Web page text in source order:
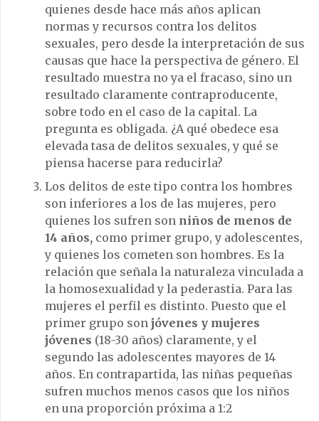
quienes desde hace más años aplican
normas y recursos contra los delitos
sexuales, pero desde la interpretación de sus
causas que hace la perspectiva de género. El
resultado muestra no ya el fracaso, sino un
resultado claramente contraproducente,
sobre todo en el caso de la capital. La
pregunta es obligada. ¿A qué obedece esa
elevada tasa de delitos sexuales, y qué se
piensa hacerse para reducirla?
Los delitos de este tipo contra los hombres
son inferiores a los de las mujeres, pero
quienes los sufren son niños de menos de
14 años, como primer grupo, y adolescentes,
y quienes los cometen son hombres. Es la
relación que señala la naturaleza vinculada a
la homosexualidad y la pederastia. Para las
mujeres el perfil es distinto. Puesto que el
primer grupo son jóvenes y mujeres
jóvenes (18-30 años) claramente, y el
segundo las adolescentes mayores de 14
años. En contrapartida, las niñas pequeñas
sufren muchos menos casos que los niños
en una proporción próxima a 1:2